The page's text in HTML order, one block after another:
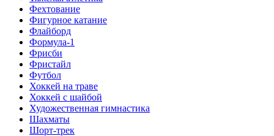
Фехтование
Фигурное катание
Флайборд
Формула-1
Фрисби
Фристайл
Футбол
Хоккей на траве
Хоккей с шайбой
Художественная гимнастика
Шахматы
Шорт-трек